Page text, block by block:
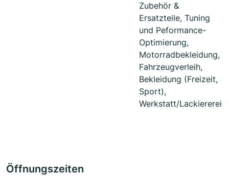
Zubehör &
Ersatzteile, Tuning
und Peformance-
Optimierung,
Motorradbekleidung,
Fahrzeugverleih,
Bekleidung (Freizeit,
Sport),
Werkstatt/Lackiererei
Öffnungszeiten